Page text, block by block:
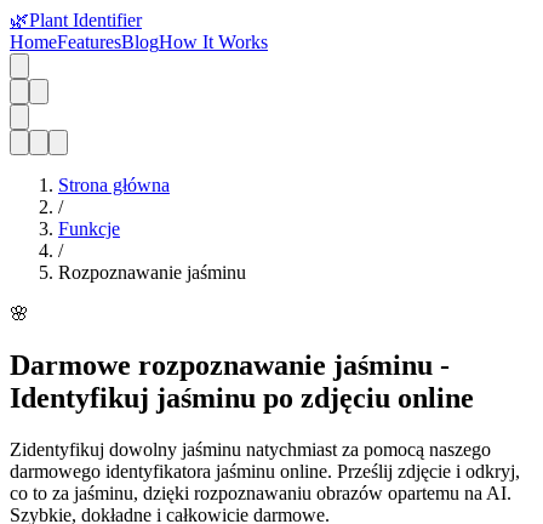
🌿Plant Identifier
HomeFeaturesBlogHow It Works
Strona główna
/
Funkcje
/
Rozpoznawanie jaśminu
🌸
Darmowe rozpoznawanie jaśminu -
Identyfikuj jaśminu po zdjęciu online
Zidentyfikuj dowolny jaśminu natychmiast za pomocą naszego
darmowego identyfikatora jaśminu online. Prześlij zdjęcie i odkryj,
co to za jaśminu, dzięki rozpoznawaniu obrazów opartemu na AI.
Szybkie, dokładne i całkowicie darmowe.